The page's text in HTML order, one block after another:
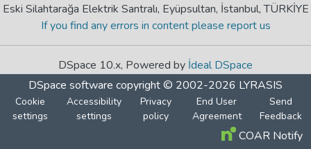
Eski Silahtarağa Elektrik Santralı, Eyüpsultan, İstanbul, TÜRKİYE
If you find any errors in content please report us
DSpace 10.x, Powered by İdeal DSpace
DSpace software copyright © 2002-2026 LYRASIS
Cookie
settings
Accessibility
settings
Privacy
policy
End User
Agreement
Send
Feedback
COAR Notify